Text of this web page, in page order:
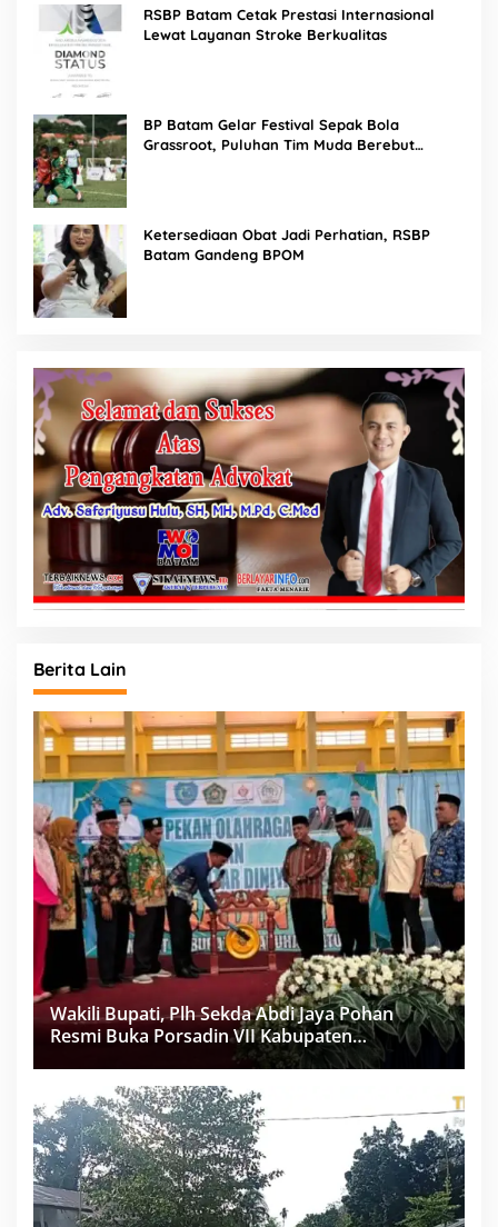
RSBP Batam Cetak Prestasi Internasional
Lewat Layanan Stroke Berkualitas
BP Batam Gelar Festival Sepak Bola
Grassroot, Puluhan Tim Muda Berebut
Ketersediaan Obat Jadi Perhatian, RSBP
Batam Gandeng BPOM
Berita Lain
Wakili Bupati, Plh Sekda Abdi Jaya Pohan
Resmi Buka Porsadin VII Kabupaten